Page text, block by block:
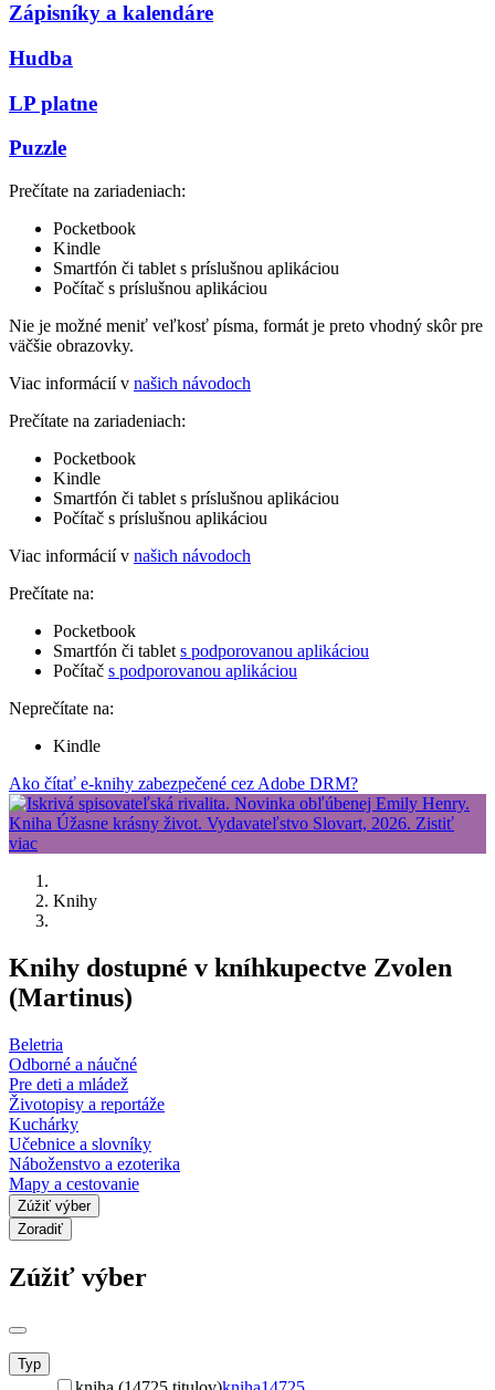
Zápisníky a kalendáre
Hudba
LP platne
Puzzle
Prečítate na zariadeniach:
Pocketbook
Kindle
Smartfón či tablet s príslušnou aplikáciou
Počítač s príslušnou aplikáciou
Nie je možné meniť veľkosť písma, formát je preto vhodný skôr pre
väčšie obrazovky.
Viac informácií v našich návodoch
Prečítate na zariadeniach:
Pocketbook
Kindle
Smartfón či tablet s príslušnou aplikáciou
Počítač s príslušnou aplikáciou
Viac informácií v našich návodoch
Prečítate na:
Pocketbook
Smartfón či tablet s podporovanou aplikáciou
Počítač s podporovanou aplikáciou
Neprečítate na:
Kindle
Ako čítať e-knihy zabezpečené cez Adobe DRM?
Knihy
Knihy dostupné v kníhkupectve Zvolen
(Martinus)
Beletria
Odborné a náučné
Pre deti a mládež
Životopisy a reportáže
Kuchárky
Učebnice a slovníky
Náboženstvo a ezoterika
Mapy a cestovanie
Zúžiť výber
Zoradiť
Zúžiť výber
Typ